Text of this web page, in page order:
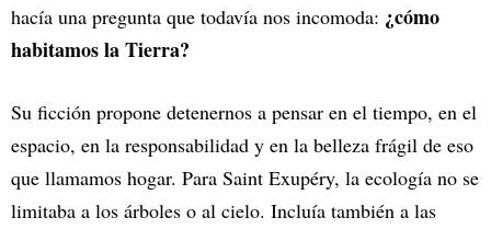
hacía una pregunta que todavía nos incomoda: ¿cómo
habitamos la Tierra?
Su ficción propone detenernos a pensar en el tiempo, en el
espacio, en la responsabilidad y en la belleza frágil de eso
que llamamos hogar. Para Saint Exupéry, la ecología no se
limitaba a los árboles o al cielo. Incluía también a las